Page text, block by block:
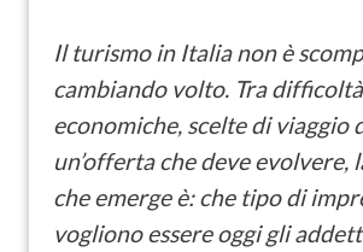
Il turismo in Italia non è
cambiando volto. Tra difficoltà
economiche, scelte di viaggio
un’offerta che deve evolvere,
che emerge è: che tipo di
vogliono essere oggi gli